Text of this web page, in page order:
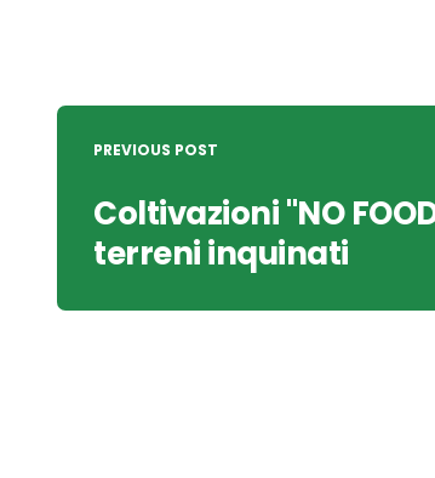
Post
navigation
PREVIOUS POST
Coltivazioni "NO
terreni inquinati